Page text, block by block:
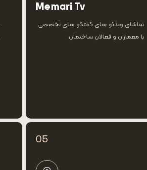
Memari Tv
تماشای ویدئو های گفتگو های تخصصی
با معماران و فعالان ساختمان
05